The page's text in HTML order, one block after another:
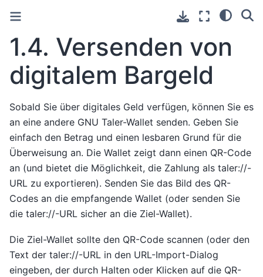
1.4. Versenden von
digitalem Bargeld
Sobald Sie über digitales Geld verfügen, können Sie es
an eine andere GNU Taler-Wallet senden. Geben Sie
einfach den Betrag und einen lesbaren Grund für die
Überweisung an. Die Wallet zeigt dann einen QR-Code
an (und bietet die Möglichkeit, die Zahlung als taler://-
URL zu exportieren). Senden Sie das Bild des QR-
Codes an die empfangende Wallet (oder senden Sie
die taler://-URL sicher an die Ziel-Wallet).
Die Ziel-Wallet sollte den QR-Code scannen (oder den
Text der taler://-URL in den URL-Import-Dialog
eingeben, der durch Halten oder Klicken auf die QR-